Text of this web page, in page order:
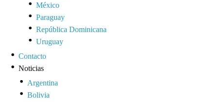
México
Paraguay
República Dominicana
Uruguay
Contacto
Noticias
Argentina
Bolivia